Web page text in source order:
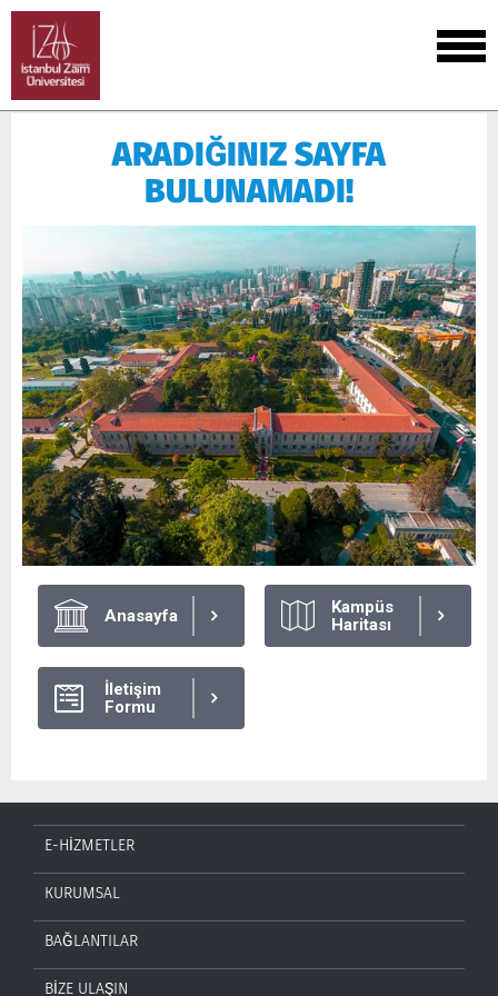
ARADIĞINIZ SAYFA
BULUNAMADI!
Anasayfa
Kampüs
Haritası
İletişim
Formu
E-HİZMETLER
KURUMSAL
BAĞLANTILAR
BİZE ULAŞIN